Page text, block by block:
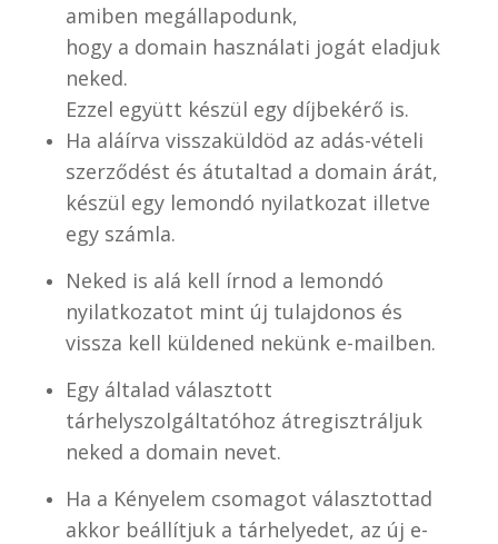
amiben megállapodunk,
hogy a domain használati jogát eladjuk
neked.
Ezzel együtt készül egy díjbekérő is.
Ha aláírva visszaküldöd az adás-vételi
szerződést és átutaltad a domain árát,
készül egy lemondó nyilatkozat illetve
egy számla.
Neked is alá kell írnod a lemondó
nyilatkozatot mint új tulajdonos és
vissza kell küldened nekünk e-mailben.
Egy általad választott
tárhelyszolgáltatóhoz átregisztráljuk
neked a domain nevet.
Ha a Kényelem csomagot választottad
akkor beállítjuk a tárhelyedet, az új e-